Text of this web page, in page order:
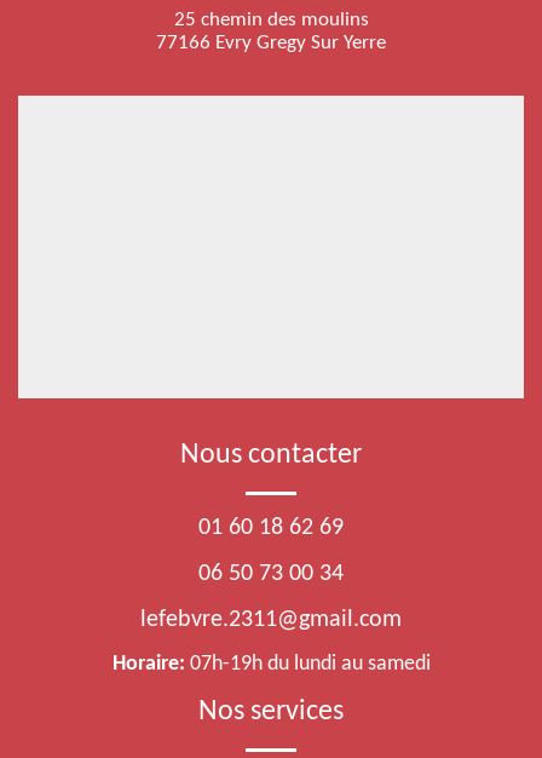
25 chemin des moulins
77166 Evry Gregy Sur Yerre
Nous contacter
01 60 18 62 69
06 50 73 00 34
lefebvre.2311@gmail.com
Horaire: 07h-19h du lundi au samedi
Nos services